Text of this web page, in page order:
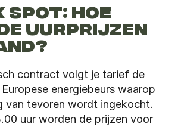
SPOT: HOE
UURPRIJZEN
contract volgt je tarief de
energiebeurs waarop
van tevoren wordt ingekocht.
uur worden de prijzen voor